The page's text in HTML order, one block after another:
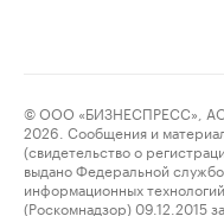
© ООО «БИЗНЕСПРЕСС»,
2026. Сообщения и
(свидетельство о
выдано Федеральной
информационных
(Роскомнадзор) 09.12.2015